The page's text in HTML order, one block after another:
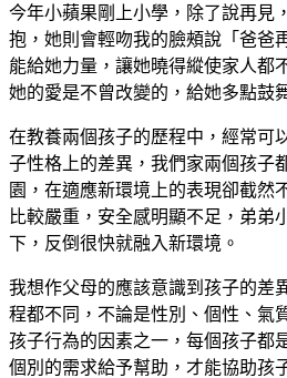
今年小蘋果剛上小學，除了說再見
抱，她則會輕吻我的臉頰說「爸爸
能給她力量，讓她曉得縱使家人都
她的愛是不曾改變的，給她多點鼓
在教養兩個孩子的歷程中，經常可
子性格上的差異，我們家兩個孩子
園，在適應新環境上的表現卻截然
比較嚴重，安全感明顯不足，弟弟
下，反倒很快就融入新環境。
我想作父母的應該意識到孩子的差
程都不同，不論是性別、個性、氣
孩子行為的因素之一，每個孩子都
個別的需求給予幫助，才能協助孩